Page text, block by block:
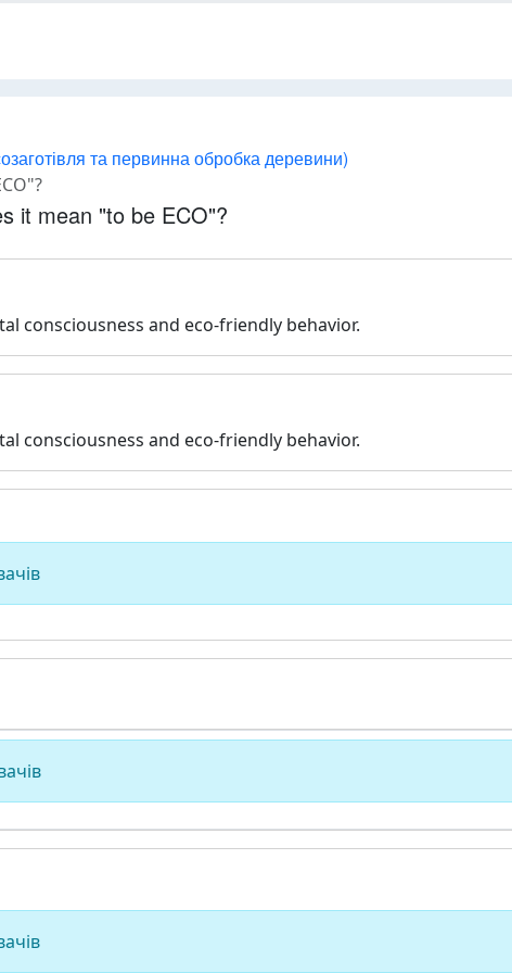
та первинна обробка деревини)
it mean "to be ECO"?
consciousness and eco-friendly behavior.
consciousness and eco-friendly behavior.